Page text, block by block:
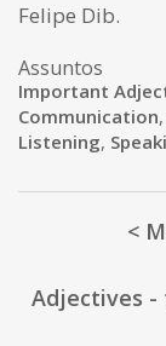
Felipe Dib.
Assuntos
Important
Communication,
Listening,
<
Adjectives -